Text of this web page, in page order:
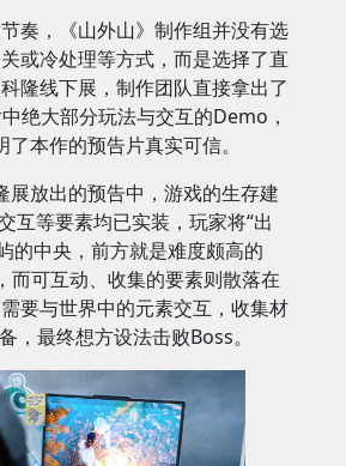
奏，《山外山》制作组并没有选
或冷处理等方式，而是选择了直
隆线下展，制作团队直接拿出了
绝大部分玩法与交互的Demo，
了本作的预告片真实可信。
展放出的预告中，游戏的生存建
互等要素均已实装，玩家将“出
的中央，前方就是难度颇高的
而可互动、收集的要素则散落在
要与世界中的元素交互，收集材
，最终想方设法击败Boss。